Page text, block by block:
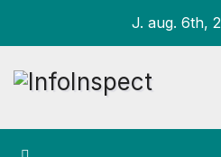
content
J. aug. 6th,